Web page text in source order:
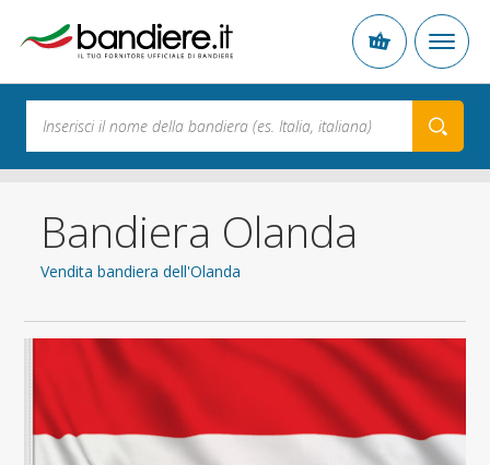
Bandiera Olanda
Vendita bandiera dell'Olanda